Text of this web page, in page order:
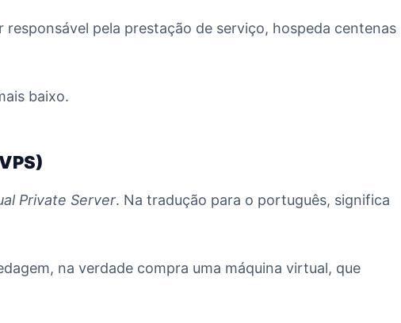
pela prestação de serviço, hospeda centenas
baixo.
Private Server. Na tradução para o português, significa
na verdade compra uma máquina virtual, que